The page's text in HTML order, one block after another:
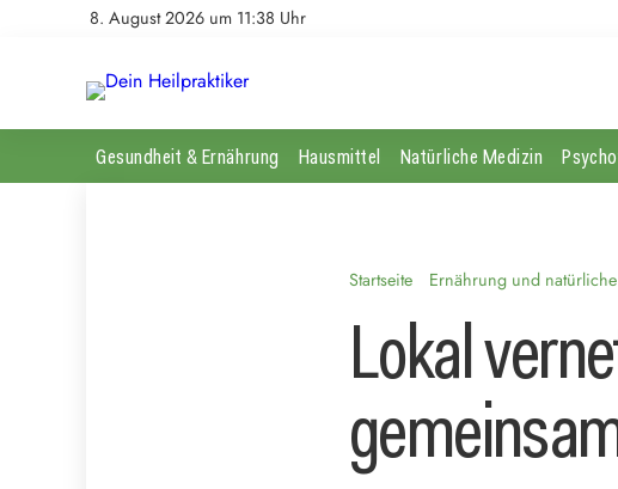
8. August 2026 um 11:38 Uhr
Gesundheit & Ernährung Hausmittel Natürliche Medizin
Startseite Ernährung und
Lokal